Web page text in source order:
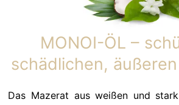
MONOI-ÖL –
schädlichen,
Das Mazerat aus weißen und